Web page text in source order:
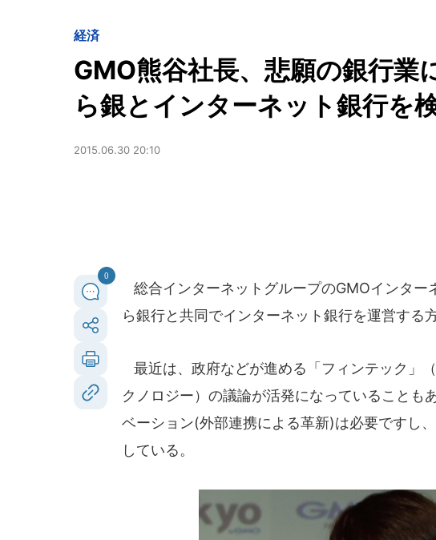
経済
GMO熊谷社長、悲願の銀行
ら銀とインターネット銀行を
2015.06.30 20:10
0
総合インターネットグループのGMOインター
ら銀行と共同でインターネット銀行を運営する
最近は、政府などが進める「フィンテック」
クノロジー）の議論が活発になっていることも
ベーション(外部連携による革新)は必要ですし
している。